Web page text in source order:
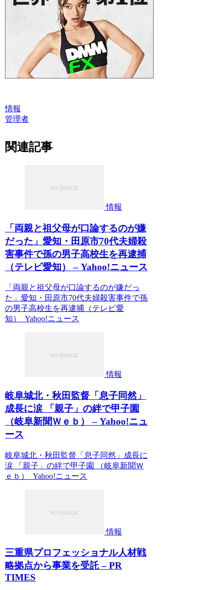
情報
管理者
関連記事
情報
「両親と祖父母が口論するのが嫌
だった」愛知・田原市70代夫婦殺
害事件で孫の男子高校生を再逮捕
（テレビ愛知） – Yahoo!ニュース
「両親と祖父母が口論するのが嫌だっ
た」愛知・田原市70代夫婦殺害事件で孫
の男子高校生を再逮捕（テレビ愛
知） Yahoo!ニュース
情報
岐阜城北・秋田監督「息子同然」
成長に涙 「親子」の絆で甲子園
（岐阜新聞Ｗｅｂ） – Yahoo!ニュ
ース
岐阜城北・秋田監督「息子同然」成長に
涙 「親子」の絆で甲子園 （岐阜新聞Ｗ
ｅｂ） Yahoo!ニュース
情報
三重県プロフェッショナル人材戦
略拠点から事業を受託 – PR
TIMES